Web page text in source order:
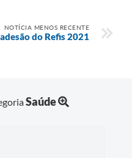
NOTÍCIA MENOS RECENTE
do Refis 2021
Saúde